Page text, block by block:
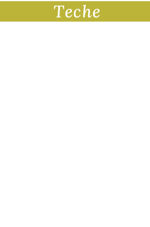
Teche